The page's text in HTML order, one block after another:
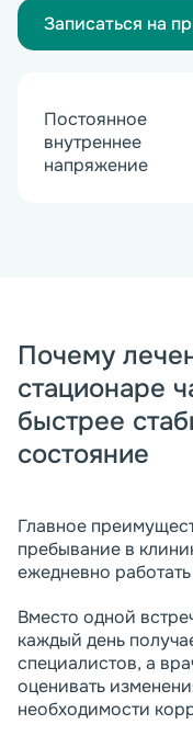
Записаться на
Постоянное
внутреннее
напряжение
Почему
стационаре
быстрее
состояние
Главное
пребывание в
ежедневно
Вместо одной
каждый день
специалистов, а
оценивать
необходимости